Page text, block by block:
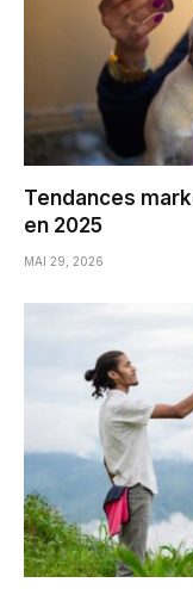
Tendances
en 2025
MAI 29, 2026